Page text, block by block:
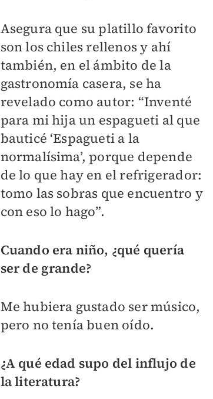
Asegura que su platillo favorito
son los chiles rellenos y ahí
también, en el ámbito de la
gastronomía casera, se ha
revelado como autor: “Inventé
para mi hija un espagueti al que
bauticé ‘Espagueti a la
normalísima’, porque depende
de lo que hay en el refrigerador:
tomo las sobras que encuentro y
con eso lo hago”.
Cuando era niño, ¿qué quería
ser de grande?
Me hubiera gustado ser músico,
pero no tenía buen oído.
¿A qué edad supo del influjo de
la literatura?